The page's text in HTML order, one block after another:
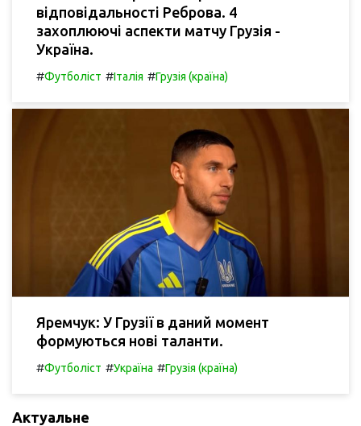
відповідальності Реброва. 4
захоплюючі аспекти матчу Грузія -
Україна.
#Футболіст #Італія #Грузія (країна)
Яремчук: У Грузії в даний момент
формуються нові таланти.
#Футболіст #Україна #Грузія (країна)
Актуальне